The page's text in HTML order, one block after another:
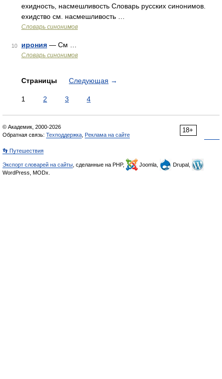
ехидность, насмешливость Словарь русских синонимов.
ехидство см. насмешливость …
Словарь синонимов
10 ирония — См …
Словарь синонимов
Страницы Следующая →
1 2 3 4
18+
© Академик, 2000-2026
Обратная связь: Техподдержка Реклама на сайте
👣 Путешествия
Экспорт словарей на сайты , сделанные на PHP, Joomla,
Drupal,
WordPress, MODx.